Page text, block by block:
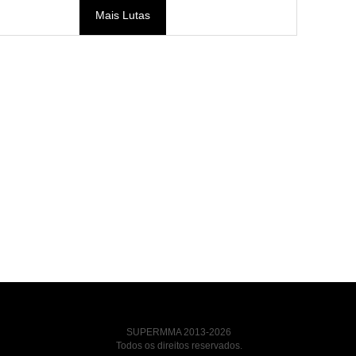
Mais Lutas
SUPERMMA 2013-2026
Todos os direitos reservados.